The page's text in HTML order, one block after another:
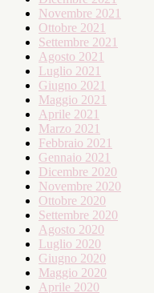
Novembre 2021
Ottobre 2021
Settembre 2021
Agosto 2021
Luglio 2021
Giugno 2021
Maggio 2021
Aprile 2021
Marzo 2021
Febbraio 2021
Gennaio 2021
Dicembre 2020
Novembre 2020
Ottobre 2020
Settembre 2020
Agosto 2020
Luglio 2020
Giugno 2020
Maggio 2020
Aprile 2020